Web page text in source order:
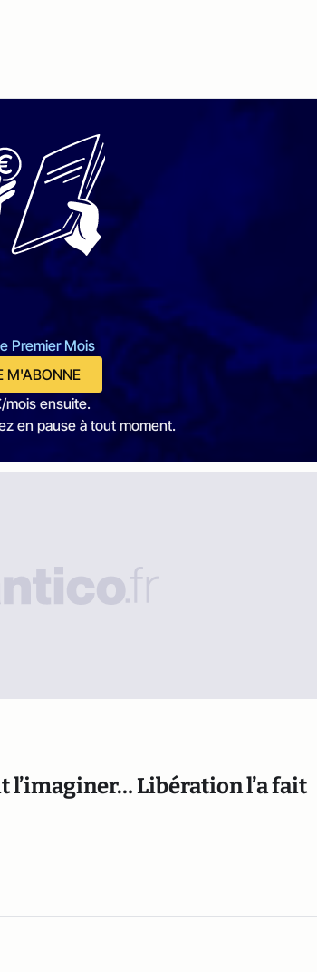
Premier Mois
M'ABONNE
mois ensuite.
en pause à tout moment.
Libération l’a fait